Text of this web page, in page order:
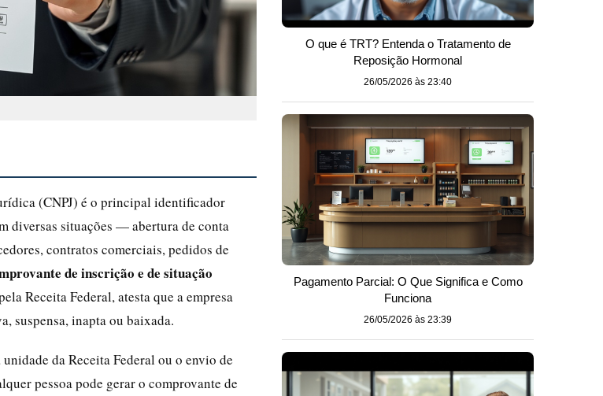
(CNPJ) é o principal identificador
diversas situações — abertura de conta
contratos comerciais, pedidos de
de inscrição e de situação
Receita Federal, atesta que a empresa
suspensa, inapta ou baixada.
da Receita Federal ou o envio de
pessoa pode gerar o comprovante de
O que é TRT? Entenda o Tratamento de
Reposição Hormonal
26/05/2026 às 23:40
Pagamento Parcial: O Que Significa e Como
Funciona
26/05/2026 às 23:39